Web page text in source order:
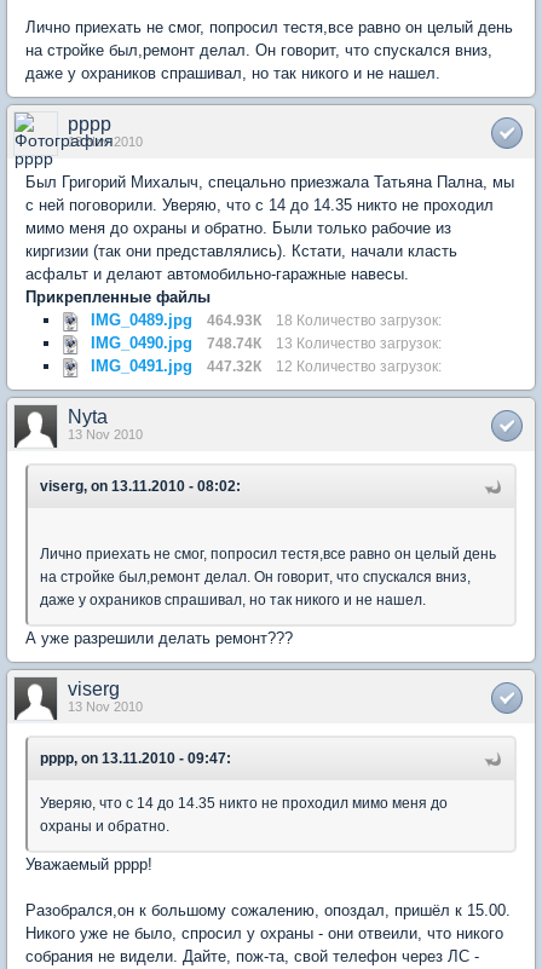
Лично приехать не смог, попросил тестя,все равно он целый день
на стройке был,ремонт делал. Он говорит, что спускался вниз,
даже у охраников спрашивал, но так никого и не нашел.
pppp
13 Nov 2010
Был Григорий Михалыч, спецально приезжала Татьяна Пална, мы
с ней поговорили. Уверяю, что с 14 до 14.35 никто не проходил
мимо меня до охраны и обратно. Были только рабочие из
киргизии (так они представлялись). Кстати, начали класть
асфальт и делают автомобильно-гаражные навесы.
Прикрепленные файлы
IMG_0489.jpg
464.93К 18 Количество загрузок:
IMG_0490.jpg 748.74К 13 Количество загрузок:
IMG_0491.jpg 447.32К 12 Количество загрузок:
Nyta
13 Nov 2010
viserg, on 13.11.2010 - 08:02:
Лично приехать не смог, попросил тестя,все равно он целый день
на стройке был,ремонт делал. Он говорит, что спускался вниз,
даже у охраников спрашивал, но так никого и не нашел.
А уже разрешили делать ремонт???
viserg
13 Nov 2010
pppp, on 13.11.2010 - 09:47:
Уверяю, что с 14 до 14.35 никто не проходил мимо меня до
охраны и обратно.
Уважаемый рррр!
Разобрался,он к большому сожалению, опоздал, пришёл к 15.00.
Никого уже не было, спросил у охраны - они отвеили, что никого
собрания не видели. Дайте, пож-та, свой телефон через ЛС -